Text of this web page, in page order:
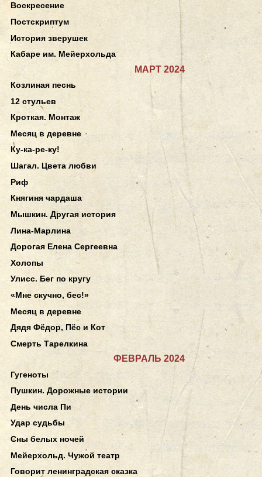
Воскресение
Постскриптум
История зверушек
Кабаре им. Мейерхольда
МАРТ 2024
Козлиная песнь
12 стульев
Кроткая. Монтаж
Месяц в деревне
Ку-ка-ре-ку!
Шагал. Цвета любви
Риф
Княгиня чардаша
Мышкин. Другая история
Лина-Марлина
Дорогая Елена Сергеевна
Холопы
Улисс. Бег по кругу
«Мне скучно, бес!»
Месяц в деревне
Дядя Фёдор, Пёс и Кот
Смерть Тарелкина
ФЕВРАЛЬ 2024
Гугеноты
Пушкин. Дорожные истории
День числа Пи
Удар судьбы
Сны белых ночей
Мейерхольд. Чужой театр
Говорит ленинградская сказка